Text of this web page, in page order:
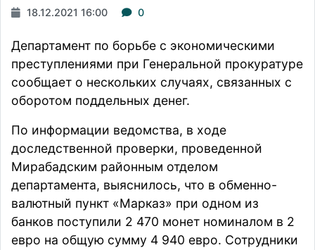
18.12.2021 16:00 0
Департамент по борьбе с экономическими
преступлениями при Генеральной прокуратуре
сообщает о нескольких случаях, связанных с
оборотом поддельных денег.
По информации ведомства, в ходе
доследственной проверки, проведенной
Мирабадским районным отделом
департамента, выяснилось, что в обменно-
валютный пункт «Марказ» при одном из
банков поступили 2 470 монет номиналом в 2
евро на общую сумму 4 940 евро. Сотрудники